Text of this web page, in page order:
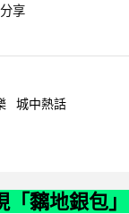
分享
城中熱話
「黐地銀包